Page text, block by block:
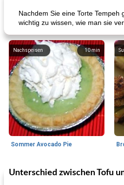
Nachdem Sie eine Torte Tempeh
wichtig zu wissen, wie man sie
10min
Nachspeisen
Sommer Avocado Pie
35min
Kurs
Unterschied zwischen Tofu